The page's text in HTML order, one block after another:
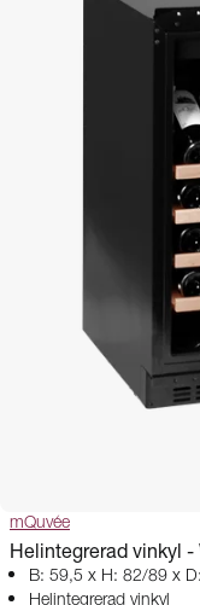
mQuvée
Helintegrerad vinkyl -
B: 59,5 x H: 82/89 x
Helintegrerad vinkyl